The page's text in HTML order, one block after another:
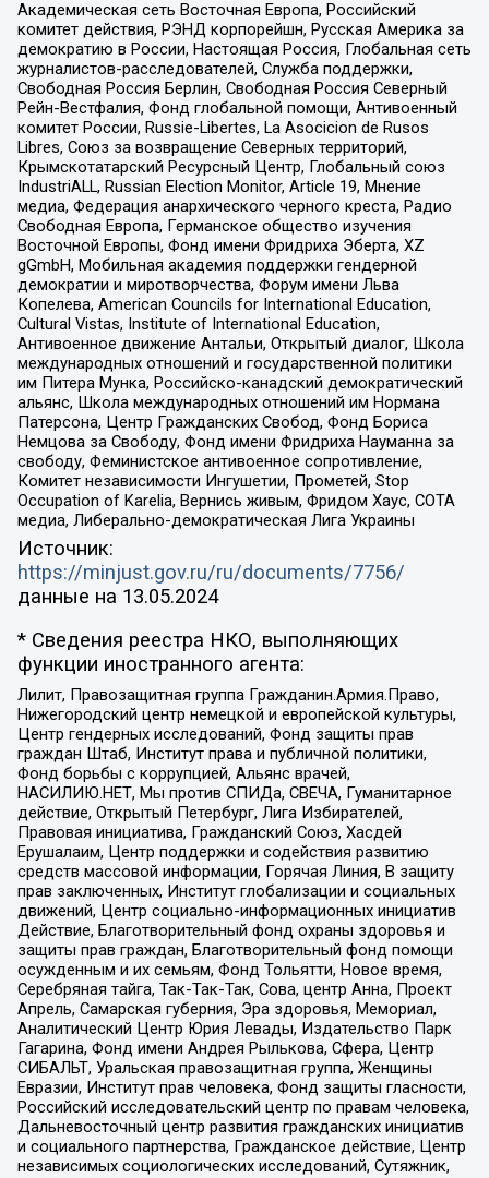
Академическая сеть Восточная Европа, Российский
комитет действия, РЭНД корпорейшн, Русская Америка за
демократию в России, Настоящая Россия, Глобальная сеть
журналистов-расследователей, Служба поддержки,
Свободная Россия Берлин, Свободная Россия Северный
Рейн-Вестфалия, Фонд глобальной помощи, Антивоенный
комитет России, Russie-Libertes, La Asocicion de Rusos
Libres, Союз за возвращение Северных территорий,
Крымскотатарский Ресурсный Центр, Глобальный союз
IndustriALL, Russian Election Monitor, Article 19, Мнение
медиа, Федерация анархического черного креста, Радио
Свободная Европа, Германское общество изучения
Восточной Европы, Фонд имени Фридриха Эберта, XZ
gGmbH, Мобильная академия поддержки гендерной
демократии и миротворчества, Форум имени Льва
Копелева, American Councils for International Education,
Cultural Vistas, Institute of International Education,
Антивоенное движение Антальи, Открытый диалог, Школа
международных отношений и государственной политики
им Питера Мунка, Российско-канадский демократический
альянс, Школа международных отношений им Нормана
Патерсона, Центр Гражданских Свобод, Фонд Бориса
Немцова за Свободу, Фонд имени Фридриха Науманна за
свободу, Феминистское антивоенное сопротивление,
Комитет независимости Ингушетии, Прометей, Stop
Occupation of Karelia, Вернись живым, Фридом Хаус, СОТА
медиа, Либерально-демократическая Лига Украины
Источник:
https://minjust.gov.ru/ru/documents/7756/
данные на 13.05.2024
* Сведения реестра НКО, выполняющих
функции иностранного агента:
Лилит, Правозащитная группа Гражданин.Армия.Право,
Нижегородский центр немецкой и европейской культуры,
Центр гендерных исследований, Фонд защиты прав
граждан Штаб, Институт права и публичной политики,
Фонд борьбы с коррупцией, Альянс врачей,
НАСИЛИЮ.НЕТ, Мы против СПИДа, СВЕЧА, Гуманитарное
действие, Открытый Петербург, Лига Избирателей,
Правовая инициатива, Гражданский Союз, Хасдей
Ерушалаим, Центр поддержки и содействия развитию
средств массовой информации, Горячая Линия, В защиту
прав заключенных, Институт глобализации и социальных
движений, Центр социально-информационных инициатив
Действие, Благотворительный фонд охраны здоровья и
защиты прав граждан, Благотворительный фонд помощи
осужденным и их семьям, Фонд Тольятти, Новое время,
Серебряная тайга, Так-Так-Так, Сова, центр Анна, Проект
Апрель, Самарская губерния, Эра здоровья, Мемориал,
Аналитический Центр Юрия Левады, Издательство Парк
Гагарина, Фонд имени Андрея Рылькова, Сфера, Центр
СИБАЛЬТ, Уральская правозащитная группа, Женщины
Евразии, Институт прав человека, Фонд защиты гласности,
Российский исследовательский центр по правам человека,
Дальневосточный центр развития гражданских инициатив
и социального партнерства, Гражданское действие, Центр
независимых социологических исследований, Сутяжник,